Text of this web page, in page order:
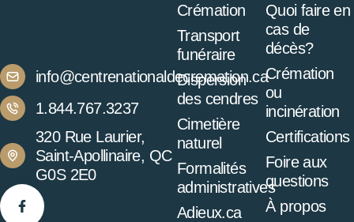
info@centrenationaldecremation.ca
1.844.767.3237
320 Rue Laurier,
Saint-Apollinaire, QC
G0S 2E0
Crémation
Transport
funéraire
Dispersion
des cendres
Cimetière
naturel
Formalités
administratives
Adieux.ca
Quoi faire en
cas de
décès?
Crémation
ou
incinération
Certifications
Foire aux
questions
À propos